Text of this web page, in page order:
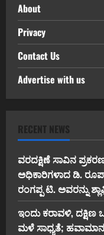
About
Privacy
Contact Us
Advertise with us
RECENT NEWS
ವರದಕ್ಷಿಣೆ ಸಾವಿನ
ಅಧಿಕಾರಿಗಳಾದ ಡಿ.
ರಂಗಪ್ಪ ಟಿ. ಅವರನ್ನು
ಇಂದು ಕರಾವಳಿ, ದಕ್ಷಿಣ
ಮಳೆ ಸಾಧ್ಯತೆ;